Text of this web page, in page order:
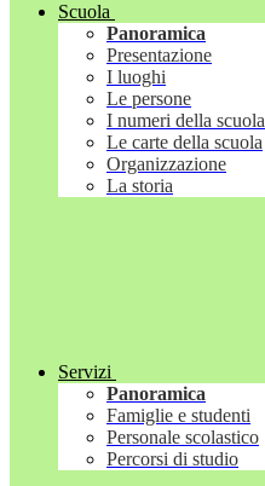
Scuola
Panoramica
Presentazione
I luoghi
Le persone
I numeri della scuola
Le carte della scuola
Organizzazione
La storia
Servizi
Panoramica
Famiglie e studenti
Personale scolastico
Percorsi di studio